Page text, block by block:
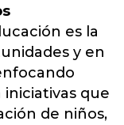
es la
y en
iniciativas que
de niños,